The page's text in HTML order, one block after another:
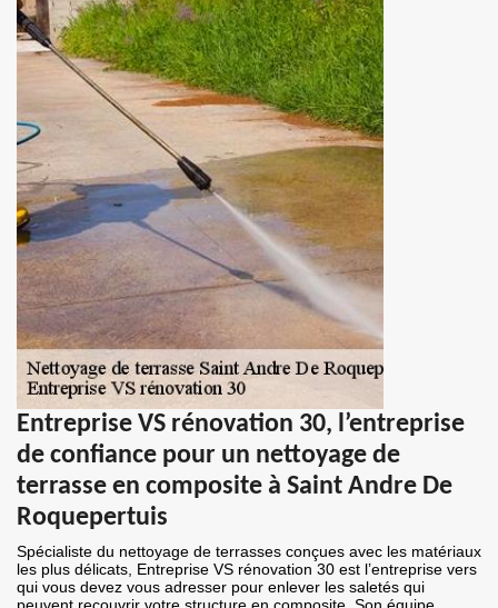
Entreprise VS rénovation 30, l’entreprise
de confiance pour un nettoyage de
terrasse en composite à Saint Andre De
Roquepertuis
Spécialiste du nettoyage de terrasses conçues avec les matériaux
les plus délicats, Entreprise VS rénovation 30 est l’entreprise vers
qui vous devez vous adresser pour enlever les saletés qui